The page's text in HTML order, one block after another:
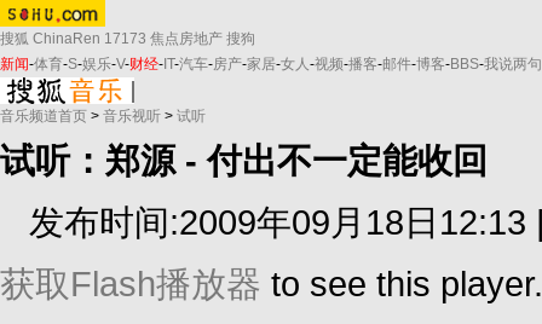
搜狐 ChinaRen 17173 焦点房地产 搜狗
新闻-体育-S-娱乐-V-财经- IT-汽车-房产-家居-女人-视频-播客-邮件-博客-BBS-我说两句
音乐频道首页 > 音乐视听 > 试听
试听：郑源 - 付出不一定能收回
发布时间:2009年09月18日
获取Flash播放器 to see this player.